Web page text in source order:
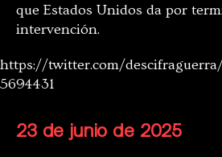
que Estados Unidos da por
intervención.
https://twitter.com/
5694431
23 de junio de 2025